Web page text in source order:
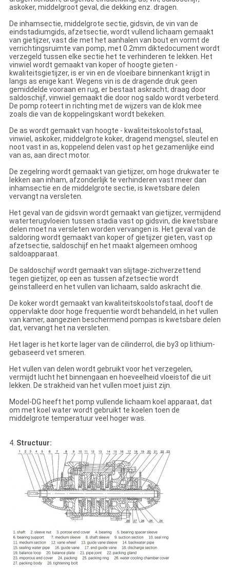
askoker, middelgroot geval, die dekking enz. dragen.
De inhamsectie, middelgrote sectie, gidsvin, de vin van de
eindstadiumgids, afzetsectie, wordt vullend lichaam gemaakt
van gietijzer, vast die met het aanhalen van bout en vormt de
verrichtingsruimte van pomp, met 0.2mm diktedocument wordt
verzegeld tussen elke sectie het te verhinderen te lekken. Het
vinwiel wordt gemaakt van koper of hoogte gieten -
kwaliteitsgietijzer, is er vin en de vloeibare binnenkant krijgt in
langs as enige kant. Wegens vin is de dragende druk geen
gemiddelde vooraan en rug, er bestaat askracht; draag door
saldoschijf, vinwiel gemaakt die door nog saldo wordt verbeterd.
De pomp roteert in richting met de wijzers van de klok mee
zoals die van de koppelingskant wordt bekeken.
De as wordt gemaakt van hoogte - kwaliteitskoolstofstaal,
vinwiel, askoker, middelgrote koker, dragend mengsel, sleutel en
noot vast in as, koppelend delen vast op het gezamenlijke eind
van as, aan direct motor.
De zegelring wordt gemaakt van gietijzer, om hoge drukwater te
lekken aan inham, afzonderlijk te verhinderen vast meer dan
inhamsectie en de middelgrote sectie, is kwetsbare delen
vervangt na versleten.
Het geval van de gidsvin wordt gemaakt van gietijzer, vermijdend
waterterugvloeien tussen stadia vast op gidsvin, die kwetsbare
delen moet na versleten worden vervangen is. Het geval van de
saldoring wordt gemaakt van koper of gietijzer gieten, vast op
afzetsectie, saldoschijf en het maakt algemeen omhoog
saldoapparaat.
De saldoschijf wordt gemaakt van slijtage-zichverzettend
tegen gietijzer, op een as tussen afzetsectie wordt
geïnstalleerd en het vullen van lichaam, saldo askracht die.
De koker wordt gemaakt van kwaliteitskoolstofstaal, dooft de
oppervlakte door hoge frequentie wordt behandeld, in het vullen
van kamer, aangezien beschermend pompas is kwetsbare delen
dat, vervangt het na versleten.
Het lager is het korte lager van de cilinderrol, die by3 op lithium-
gebaseerd vet smeren.
Het vullen van delen wordt gebruikt voor het verzegelen,
vermijdt lucht het binnengaan en hoeveelheid vloeistof die uit
lekken. De strakheid van het vullen moet juist zijn.
Model-DG heeft het pomp vullende lichaam koel apparaat, dat
om met koel water wordt gebruikt te koelen toen de
middelgrote temperatuur veel hoger was.
4. Structuur: